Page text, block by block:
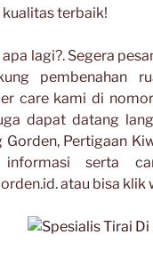
terbaik!
lagi?. Segera
pembenahan
care kami di
dapat datang
Gorden, Pertigaan
informasi serta
atau bisa klik